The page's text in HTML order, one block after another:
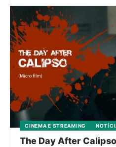
CINEMA E STREAMING
The Day After